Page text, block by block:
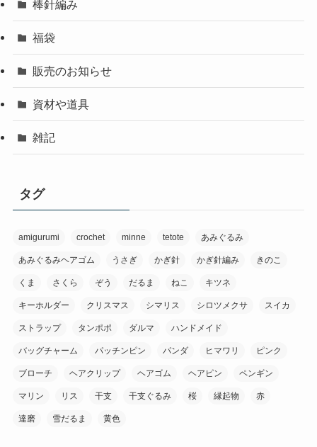
棒針編み
福袋
販売のお知らせ
資材や道具
雑記
タグ
amigurumi crochet minne tetote あみぐるみ
あみぐるみヘアゴム うさぎ かぎ針 かぎ針編み きのこ
くま さくら ぞう だるま ねこ キツネ
キーホルダー クリスマス シマリス シロツメクサ スイカ
ストラップ タンポポ ダルマ ハンドメイド
バッグチャーム パッチンピン パンダ ヒマワリ ピンク
ブローチ ヘアクリップ ヘアゴム ヘアピン ペンギン
マリン リス 干支 干支ぐるみ 桜 縁起物 赤
達磨 雪だるま 黄色